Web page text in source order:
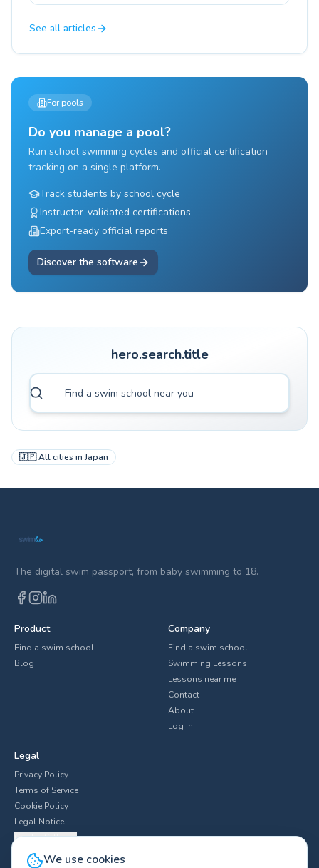
See all articles
For pools
Do you manage a pool?
Run school swimming cycles and official certification
tracking on a single platform.
Track students by school cycle
Instructor-validated certifications
Export-ready official reports
Discover the software
hero.search.title
🇯🇵All cities in Japan
The digital swim passport, from baby swimming to 18.
Product
Find a swim school
Blog
Company
Find a swim school
Swimming Lessons
Lessons near me
Contact
About
Log in
Legal
Privacy Policy
Terms of Service
Cookie Policy
Legal Notice
Cookie Settings
We use cookies